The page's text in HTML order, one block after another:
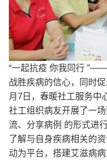
“一起抗疫 你我同行
战胜疾病的信心，同时
月7日，春暖社工服务中
社工组织病友开展了一
流、分享病例 的形式进
了解与自身疾病相关的
动为平台，搭建艾滋病